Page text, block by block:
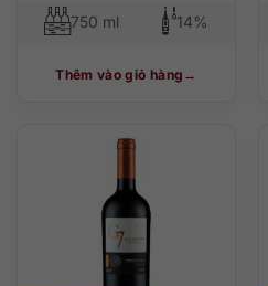
750 ml 14%
Thêm vào giỏ hàng